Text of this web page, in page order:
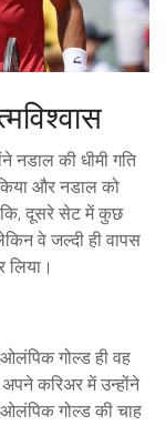
नडाल की धीमी गति
और नडाल को
दूसरे सेट में कुछ
वे जल्दी ही वापस
गोल्ड ही वह
करिअर में उन्होंने
गोल्ड की चाह